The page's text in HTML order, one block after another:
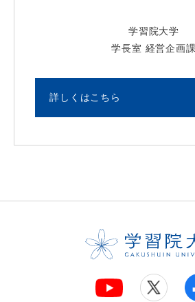
学習院大学
学長室 経営企画課
詳しくはこちら